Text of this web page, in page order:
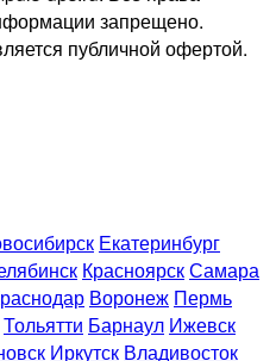
запрещено.
публичной офертой.
Екатеринбург
КрасноярскСамара
Воронеж Пермь
Тольятти Барнаул Ижевск
Иркутск Владивосток